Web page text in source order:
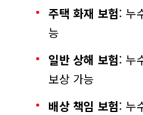
주택 화재 보험: 누
능
일반 상해 보험: 누
보상 가능
배상 책임 보험: 누